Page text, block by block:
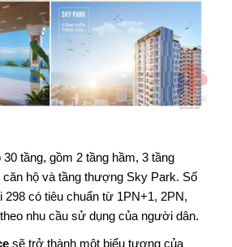
tầng, gồm 2 tầng hầm, 3 tầng
hộ và tầng thượng Sky Park. Số
298 có tiêu chuẩn từ 1PN+1, 2PN,
nhu cầu sử dụng của người dân.
sẽ trở thành một biểu tượng của